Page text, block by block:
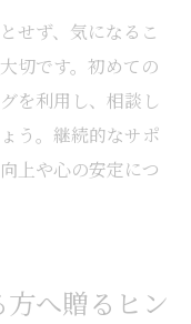
せず、気になるこ
切です。初めての
を利用し、相談し
う。継続的なサポ
上や心の安定につ
方へ贈るヒン